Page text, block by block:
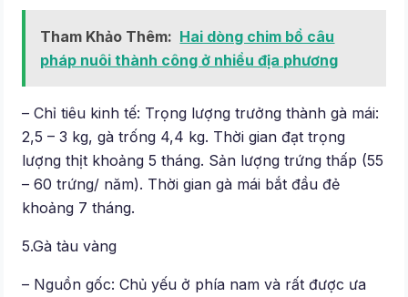
Tham Khảo Thêm: Hai dòng chim bồ câu
pháp nuôi thành công ở nhiều địa phương
– Chỉ tiêu kinh tế: Trọng lượng trưởng thành gà mái:
2,5 – 3 kg, gà trống 4,4 kg. Thời gian đạt trọng
lượng thịt khoảng 5 tháng. Sản lượng trứng thấp (55
– 60 trứng/ năm). Thời gian gà mái bắt đầu đẻ
khoảng 7 tháng.
5.Gà tàu vàng
– Nguồn gốc: Chủ yếu ở phía nam và rất được ưa